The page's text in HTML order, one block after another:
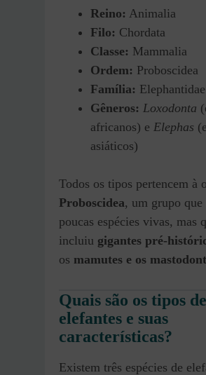
Reino: Animalia
Filo: Chordata
Classe: Mammalia
Ordem: Proboscidea
Família: Elephantidae
Gêneros: Loxodonta
africanos) e Elephas
asiáticos)
Todos os tipos pertencem à
Proboscidea, um grupo que
poucas espécies vivas, mas
incluiu gigantes pré-
os mamutes e os
Quais são os tipos de
elefantes e suas
características?
Existem três espécies de